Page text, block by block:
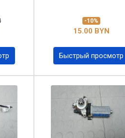
-10%
15.00 BYN
Быстрый просмотр